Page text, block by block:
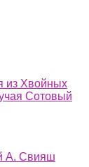
из Хвойных
Сотовый
А. Свияш